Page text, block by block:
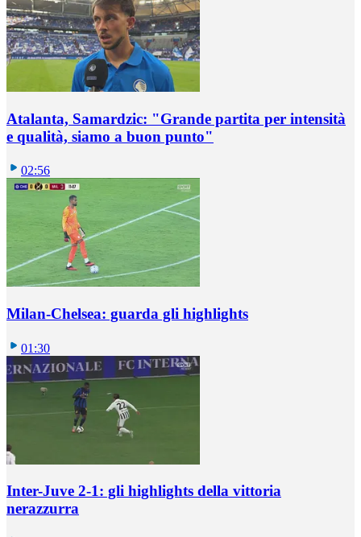
Atalanta, Samardzic: "Grande partita per intensità
e qualità, siamo a buon punto"
02:56
Milan-Chelsea: guarda gli highlights
01:30
Inter-Juve 2-1: gli highlights della vittoria
nerazzurra